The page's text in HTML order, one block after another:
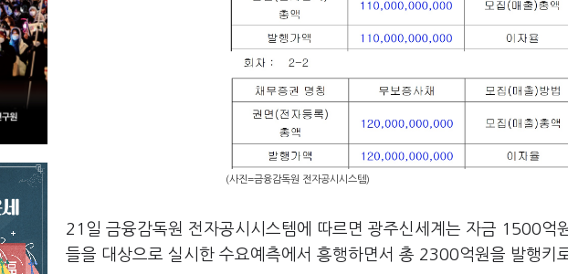
(사진=금융감독원 전자공시시스템)
21일 금융감독원 전자공시시스템에 따르면 광주신세계는 자금 1500억
들을 대상으로 실시한 수요예측에서 흥행하면서 총 2300억원을 발행키